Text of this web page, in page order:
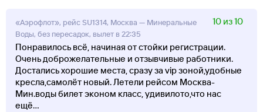
«Аэрофлот», рейс SU1314, Москва — Минеральные
Воды, без пересадок, вылет в 22:35
10 из 10
Понравилось всё, начиная от стойки регистрации.
Очень доброжелательные и отзывчивые работники.
Достались хорошие места, сразу за vip зоной,удобные
кресла,самолёт новый. Летели рейсом Москва-
Мин.воды билет эконом класс, удивилото,что нас
ещё...